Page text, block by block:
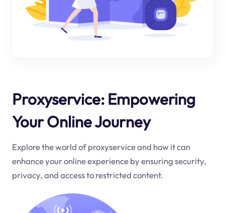
Proxyservice: Empowering
Your Online Journey
Explore the world of proxyservice and how it can
enhance your online experience by ensuring security,
privacy, and access to restricted content.